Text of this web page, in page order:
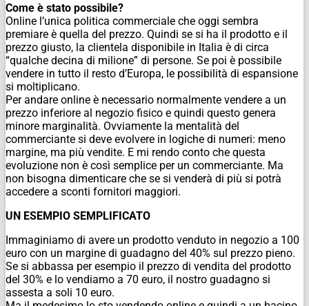
Come è stato possibile?
Online l’unica politica commerciale che oggi sembra
premiare è quella del prezzo. Quindi se si ha il prodotto e il
prezzo giusto, la clientela disponibile in Italia è di circa
“qualche decina di milione” di persone. Se poi è possibile
vendere in tutto il resto d’Europa, le possibilità di espansione
si moltiplicano.
Per andare online è necessario normalmente vendere a un
prezzo inferiore al negozio fisico e quindi questo genera
minore marginalità. Ovviamente la mentalità del
commerciante si deve evolvere in logiche di numeri: meno
margine, ma più vendite. E mi rendo conto che questa
evoluzione non è così semplice per un commerciante. Ma
non bisogna dimenticare che se si venderà di più si potrà
accedere a sconti fornitori maggiori.
UN ESEMPIO SEMPLIFICATO
Immaginiamo di avere un prodotto venduto in negozio a 100
euro con un margine di guadagno del 40% sul prezzo pieno.
Se si abbassa per esempio il prezzo di vendita del prodotto
del 30% e lo vendiamo a 70 euro, il nostro guadagno si
assesta a soli 10 euro.